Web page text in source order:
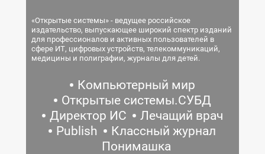
«Открытые системы» - ведущее российское
издательство, выпускающее широкий спектр изданий
для профессионалов и активных пользователей в
сфере ИТ, цифровых устройств, телекоммуникаций,
медицины и полиграфии, журналы для детей.
Компьютерный мир
Открытые системы.СУБД
Директор ИС
Лечащий врач
Publish
Классный журнал
Понимашка